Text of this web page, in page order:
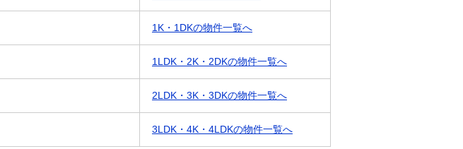
1K・1DKの物件一覧へ
1LDK・2K・2DKの物件一覧へ
2LDK・3K・3DKの物件一覧へ
3LDK・4K・4LDKの物件一覧へ